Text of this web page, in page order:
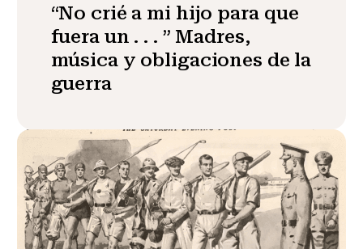
“No crié a mi hijo para que
fuera un . . . ” Madres,
música y obligaciones de la
guerra